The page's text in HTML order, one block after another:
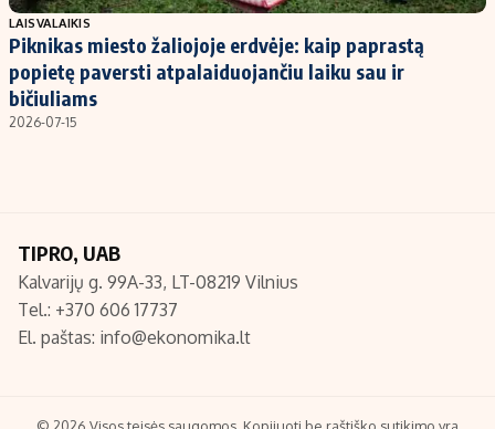
LAISVALAIKIS
Piknikas miesto žaliojoje erdvėje: kaip paprastą
popietę paversti atpalaiduojančiu laiku sau ir
bičiuliams
2026-07-15
TIPRO, UAB
Kalvarijų g. 99A-33, LT-08219 Vilnius
Tel.: +370 606 17737
El. paštas: info@ekonomika.lt
© 2026 Visos teisės saugomos. Kopijuoti be raštiško sutikimo yra